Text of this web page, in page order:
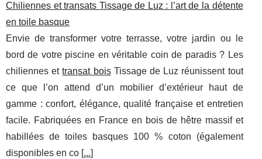
Chiliennes et transats Tissage de Luz : l’art de la détente
en toile basque
Envie de transformer votre terrasse, votre jardin ou le
bord de votre piscine en véritable coin de paradis ? Les
chiliennes ettransat boisTissage de Luz réunissent tout
ce que l’on attend d’un mobilier d’extérieur haut de
gamme : confort, élégance, qualité française et entretien
facile. Fabriquées en France en bois de hêtre massif et
habillées de toiles basques 100 % coton (également
disponibles en co [...]